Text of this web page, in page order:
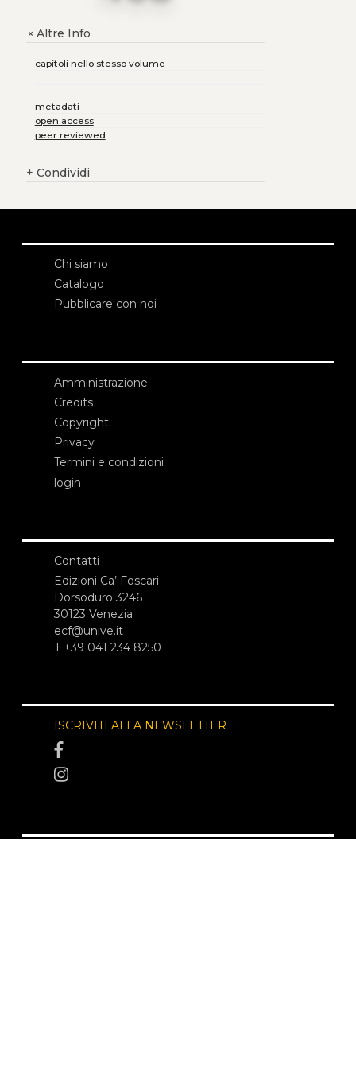
+Altre Info
capitoli nello stesso volume
metadati
open access
peer reviewed
+ Condividi
Chi siamo
Catalogo
Pubblicare con noi
Amministrazione
Credits
Copyright
Privacy
Termini e condizioni
login
Contatti
Edizioni Ca’ Foscari
Dorsoduro 3246
30123 Venezia
ecf@unive.it
T +39 041 234 8250
ISCRIVITI ALLA NEWSLETTER